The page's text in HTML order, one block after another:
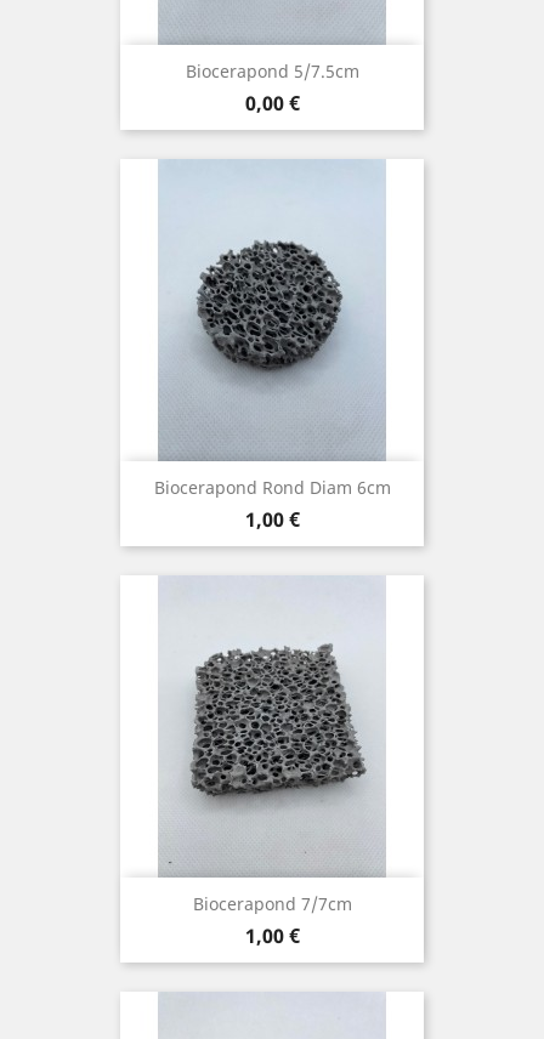
Biocerapond 5/7.5cm
Prix
0,00 €
Biocerapond Rond Diam 6cm
Prix
1,00 €
Biocerapond 7/7cm
Prix
1,00 €